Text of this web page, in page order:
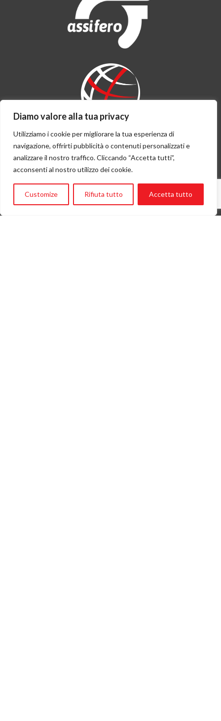
Diamo valore alla tua privacy
Utilizziamo i cookie per migliorare la tua esperienza di
navigazione, offrirti pubblicità o contenuti personalizzati e
analizzare il nostro traffico. Cliccando “Accetta tutti”,
acconsenti al nostro utilizzo dei cookie.
Customize Rifiuta tutto Accetta tutto
Flying Angels è socia Assifero e parte della rete istituzionale di
Ambasciatori di Genova nel mondo.
newsletter subscription